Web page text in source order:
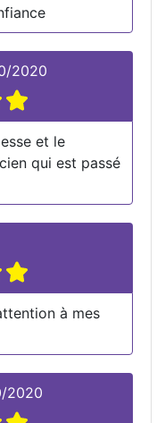
2020
et le
qui est passé
à mes
2020